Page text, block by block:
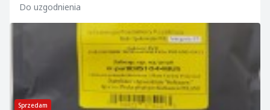
Do uzgodnienia
Sprzedam